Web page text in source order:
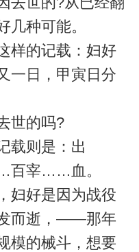
几种可能。
的记载：妇好
一日，甲寅日分
世的吗?
则是：出
宰……血。
好是因为战役
而逝，——那年
模的械斗，想要